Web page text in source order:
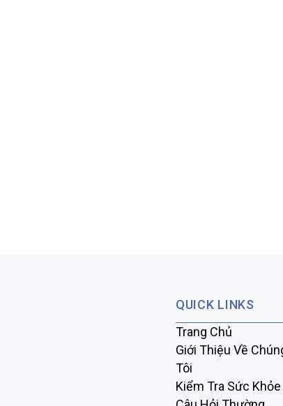
QUICK LINKS
Trang Chủ
Giới Thiệu Về
Tôi
Kiểm Tra Sức Khỏe